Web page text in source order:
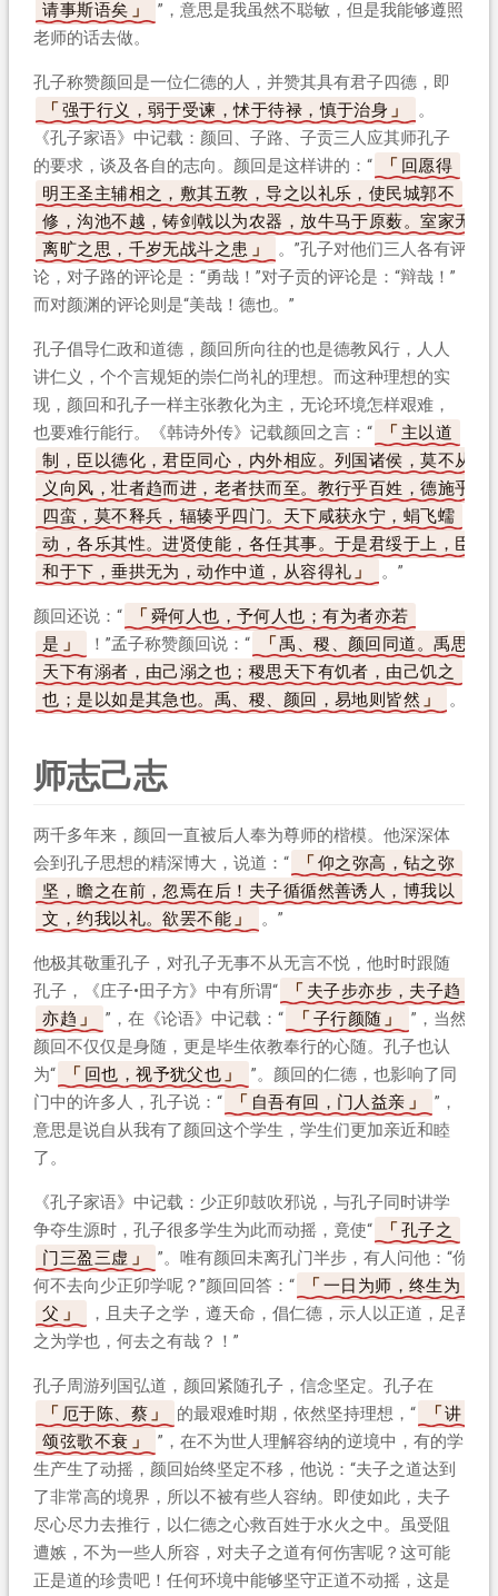
请事斯语矣
”，意思是我虽然不聪敏，但是我能够遵照
老师的话去做。
孔子称赞颜回是一位仁德的人，并赞其具有君子四德，即
强于行义，弱于受谏，怵于待禄，慎于治身
。
《孔子家语》中记载：颜回、子路、子贡三人应其师孔子
的要求，谈及各自的志向。颜回是这样讲的：“
回愿得
明王圣主辅相之，敷其五教，导之以礼乐，使民城郭不
修，沟池不越，铸剑戟以为农器，放牛马于原薮。室家无
离旷之思，千岁无战斗之患
。”孔子对他们三人各有评
论，对子路的评论是：“勇哉！”对子贡的评论是：“辩哉！”
而对颜渊的评论则是“美哉！德也。”
孔子倡导仁政和道德，颜回所向往的也是德教风行，人人
讲仁义，个个言规矩的崇仁尚礼的理想。而这种理想的实
现，颜回和孔子一样主张教化为主，无论环境怎样艰难，
也要难行能行。《韩诗外传》记载颜回之言：“
主以道
制，臣以德化，君臣同心，内外相应。列国诸侯，莫不从
义向风，壮者趋而进，老者扶而至。教行乎百姓，德施乎
四蛮，莫不释兵，辐辏乎四门。天下咸获永宁，蜎飞蠕
动，各乐其性。进贤使能，各任其事。于是君绥于上，臣
和于下，垂拱无为，动作中道，从容得礼
。”
颜回还说：“
舜何人也，予何人也；有为者亦若
是
！”孟子称赞颜回说：“
禹、稷、颜回同道。禹思
天下有溺者，由己溺之也；稷思天下有饥者，由己饥之
也；是以如是其急也。禹、稷、颜回，易地则皆然
。”
师志己志
两千多年来，颜回一直被后人奉为尊师的楷模。他深深体
会到孔子思想的精深博大，说道：“
仰之弥高，钻之弥
坚，瞻之在前，忽焉在后！夫子循循然善诱人，博我以
文，约我以礼。欲罢不能
。”
他极其敬重孔子，对孔子无事不从无言不悦，他时时跟随
孔子，《庄子•田子方》中有所谓“
夫子步亦步，夫子趋
亦趋
”，在《论语》中记载：“ 子行颜随
”，当然
颜回不仅仅是身随，更是毕生依教奉行的心随。孔子也认
为“
回也，视予犹父也
”。颜回的仁德，也影响了同
门中的许多人，孔子说：“
自吾有回，门人益亲
”，
意思是说自从我有了颜回这个学生，学生们更加亲近和睦
了。
《孔子家语》中记载：少正卯鼓吹邪说，与孔子同时讲学
争夺生源时，孔子很多学生为此而动摇，竟使“
孔子之
门三盈三虚
”。唯有颜回未离孔门半步，有人问他：“你
何不去向少正卯学呢？”颜回回答：“
一日为师，终生为
父
，且夫子之学，遵天命，倡仁德，示人以正道，足吾
之为学也，何去之有哉？！”
孔子周游列国弘道，颜回紧随孔子，信念坚定。孔子在
厄于陈、蔡
的最艰难时期，依然坚持理想，“
讲
颂弦歌不衰
”，在不为世人理解容纳的逆境中，有的学
生产生了动摇，颜回始终坚定不移，他说：“夫子之道达到
了非常高的境界，所以不被有些人容纳。即使如此，夫子
尽心尽力去推行，以仁德之心救百姓于水火之中。虽受阻
遭嫉，不为一些人所容，对夫子之道有何伤害呢？这可能
正是道的珍贵吧！任何环境中能够坚守正道不动摇，这是